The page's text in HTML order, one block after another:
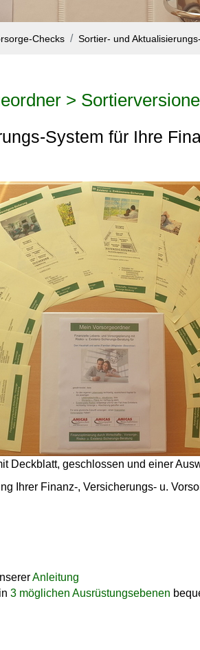
Checks Sortier- und
>
System für Ihre
Deckblatt, geschlossen und einer
Ihrer Finanz-, Versicherungs- u.
Anleitung
3 möglichen Ausrüstungsebenen